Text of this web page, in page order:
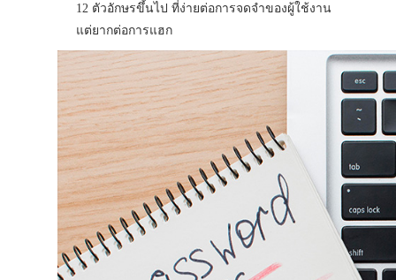
12 ตัวอักษรขึ้นไป ที่ง่ายต่อการจดจำของผู้ใช้งาน
แต่ยากต่อการแฮก